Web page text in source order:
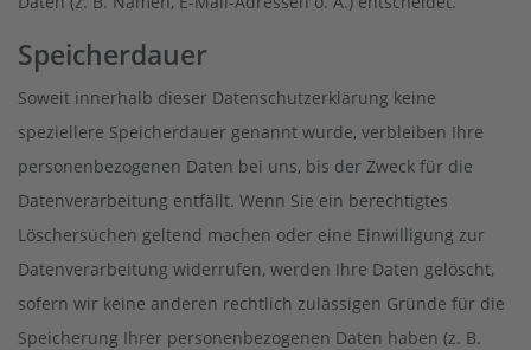
Speicherdauer
Soweit innerhalb dieser Datenschutzerklärung keine
speziellere Speicherdauer genannt wurde, verbleiben Ihre
personenbezogenen Daten bei uns, bis der Zweck für die
Datenverarbeitung entfällt. Wenn Sie ein berechtigtes
Löschersuchen geltend machen oder eine Einwilligung zur
Datenverarbeitung widerrufen, werden Ihre Daten gelöscht,
sofern wir keine anderen rechtlich zulässigen Gründe für die
Speicherung Ihrer personenbezogenen Daten haben (z. B.